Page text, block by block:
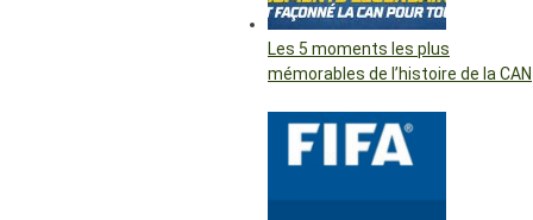
Les 5 moments les plus
mémorables de l’histoire de la CAN